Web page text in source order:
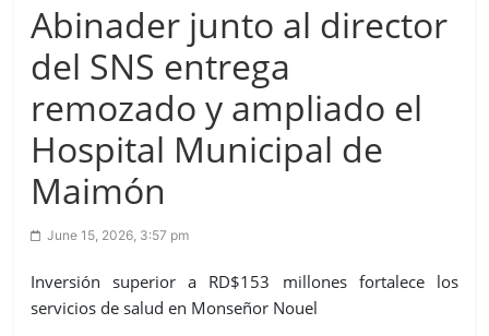
Abinader junto al director
del SNS entrega
remozado y ampliado el
Hospital Municipal de
Maimón
June 15, 2026, 3:57 pm
Inversión superior a RD$153 millones fortalece los
servicios de salud en Monseñor Nouel